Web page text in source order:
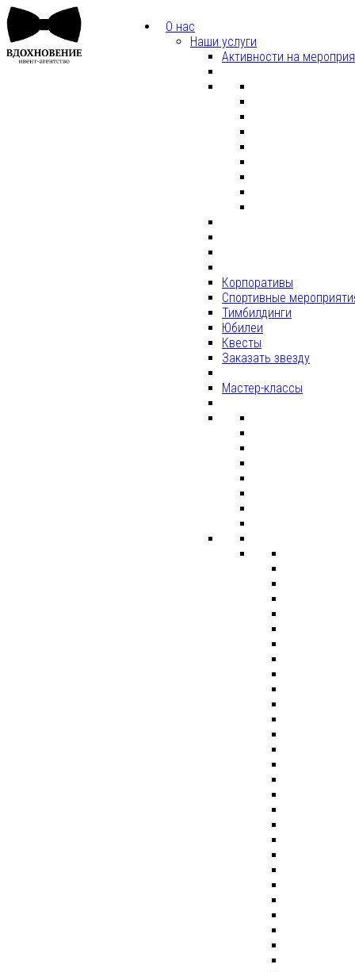
О нас
Наши услуги
Активности на
Корпоративы
Спортивные
Тимбилдинги
Юбилеи
Квесты
Заказать звезду
Мастер-классы